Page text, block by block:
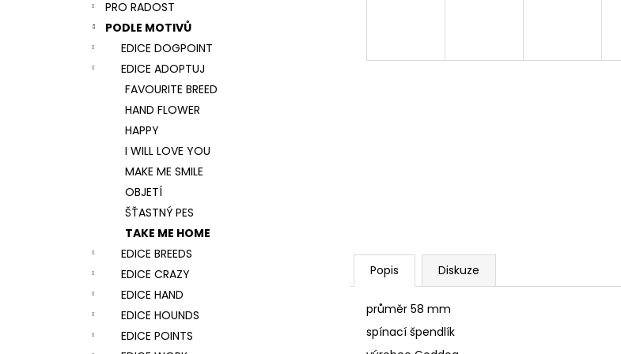
PRO RADOST
PODLE MOTIVŮ
EDICE DOGPOINT
EDICE ADOPTUJ
FAVOURITE BREED
HAND FLOWER
HAPPY
I WILL LOVE YOU
MAKE ME SMILE
OBJETÍ
ŠŤASTNÝ PES
TAKE ME HOME
EDICE BREEDS
EDICE CRAZY
EDICE HAND
EDICE HOUNDS
EDICE POINTS
Popis Diskuze
průměr 58 mm
spínací špendlík
NÁRAMEK TLAPKA - ČERNÁ
159 Kč